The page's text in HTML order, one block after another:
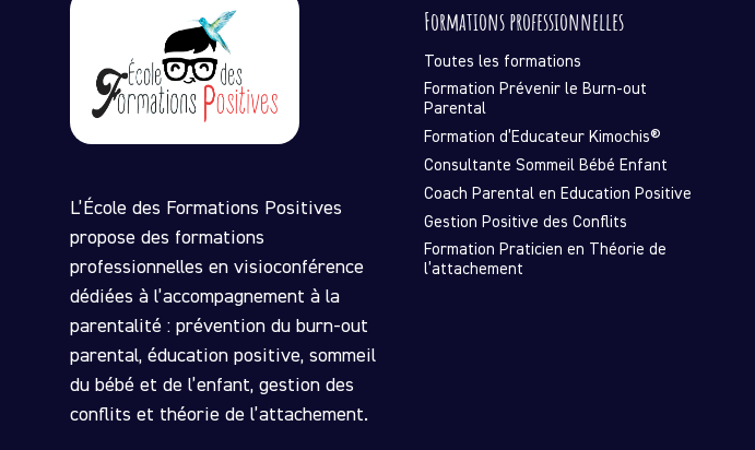
L’École des Formations Positives
propose des formations
professionnelles en visioconférence
dédiées à l’accompagnement à la
parentalité : prévention du burn-out
parental, éducation positive, sommeil
du bébé et de l’enfant, gestion des
conflits et théorie de l’attachement.
Formations professionnelles
Toutes les formations
Formation Prévenir le Burn-out
Parental
Formation d’Educateur Kimochis®
Consultante Sommeil Bébé Enfant
Coach Parental en Education Positive
Gestion Positive des Conflits
Formation Praticien en Théorie de
l’attachement